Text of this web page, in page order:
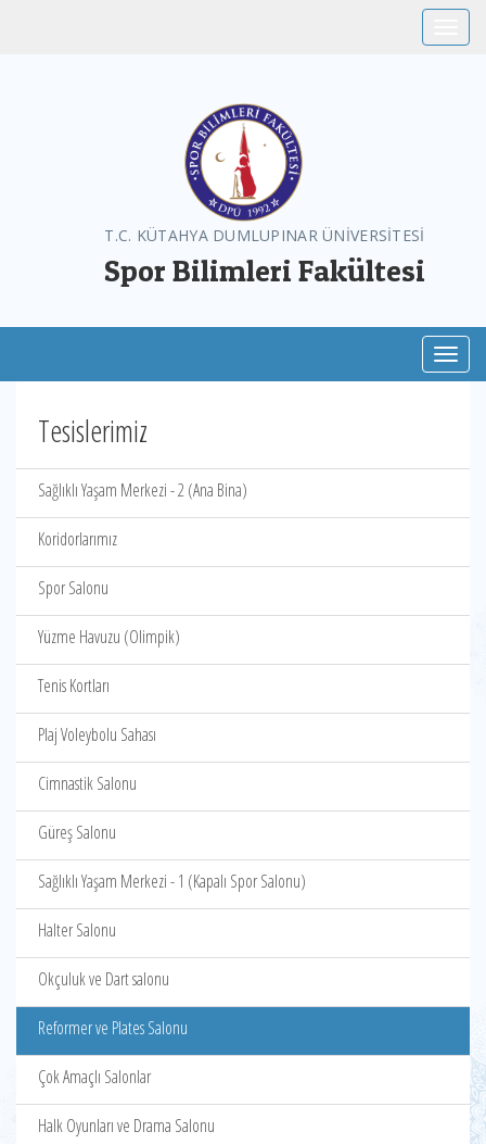
T.C. KÜTAHYA DUMLUPINAR ÜNİVERSİTESİ
Spor Bilimleri Fakültesi
Tesislerimiz
Sağlıklı Yaşam Merkezi - 2 (Ana Bina)
Koridorlarımız
Spor Salonu
Yüzme Havuzu (Olimpik)
Tenis Kortları
Plaj Voleybolu Sahası
Cimnastik Salonu
Güreş Salonu
Sağlıklı Yaşam Merkezi - 1 (Kapalı Spor Salonu)
Halter Salonu
Okçuluk ve Dart salonu
Reformer ve Plates Salonu
Çok Amaçlı Salonlar
Halk Oyunları ve Drama Salonu